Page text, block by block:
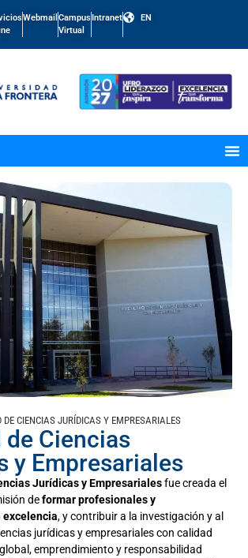
Webmail Campus
Virtual
Intranet EN
DE CIENCIAS JURÍDICAS Y EMPRESARIALES
de Ciencias
y Empresariales
Jurídicas y Empresarialesfue creada el
deformar profesionales y
excelencia, y contribuir a la investigación y al
jurídicas y empresariales con calidad
emprendimiento y responsabilidad